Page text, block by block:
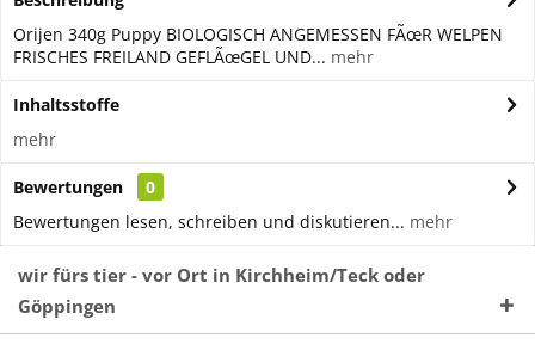
Orijen 340g Puppy BIOLOGISCH ANGEMESSEN FÃœR WELPEN
FRISCHES FREILAND GEFLÃœGEL UND... mehr
Inhaltsstoffe
mehr
Bewertungen
0
Bewertungen lesen, schreiben und diskutieren... mehr
wir fürs tier - vor Ort in Kirchheim/Teck oder
Göppingen